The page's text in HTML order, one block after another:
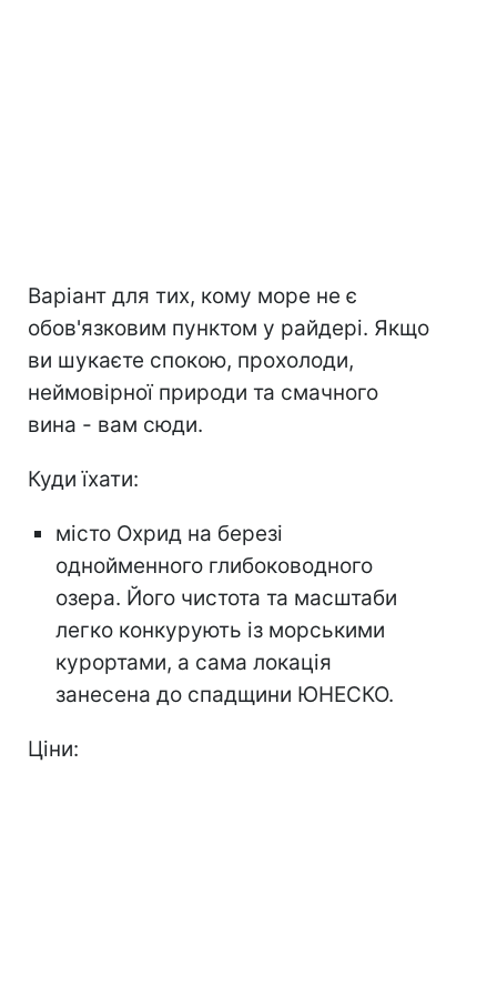
Варіант для тих, кому море не є
обов'язковим пунктом у райдері. Якщо
ви шукаєте спокою, прохолоди,
неймовірної природи та смачного
вина - вам сюди.
Куди їхати:
місто Охрид на березі
однойменного глибоководного
озера. Його чистота та масштаби
легко конкурують із морськими
курортами, а сама локація
занесена до спадщини ЮНЕСКО.
Ціни: